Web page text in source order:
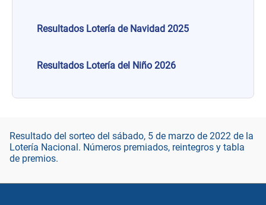
Resultado del sorteo del sábado, 5 de marzo de 2022 de la
Lotería Nacional. Números premiados, reintegros y tabla
de premios.
Resultados Lotería de Navidad 2025
Resultados Lotería del Niño 2026